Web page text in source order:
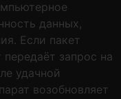
данных,
Если пакет
запрос на
удачной
возобновляет